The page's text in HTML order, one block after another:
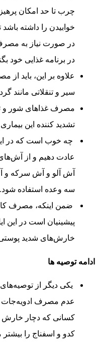
چرب تا حد امکان
خوابیدن را داشته
در صورت نیاز به
در برنامه غذایی خود
علاوه بر این، باید از
سیر و تنقلاتی مانند
مصرف غذاهای شور و
تشدید کننده این
چه خوب است که در
عادت دهیم و از
آش آلو و آش سرکه و
سه وعده استفاده شود.
ضمن اینکه، مصرف
پیشینیان است در این
خارش‌های شدید
ادامه توصيه ها
یکی دیگر از توصیه‌های
عدم مصرف ادویه‌جات
کسانی که دچار خارش
کدو و اسفناج را